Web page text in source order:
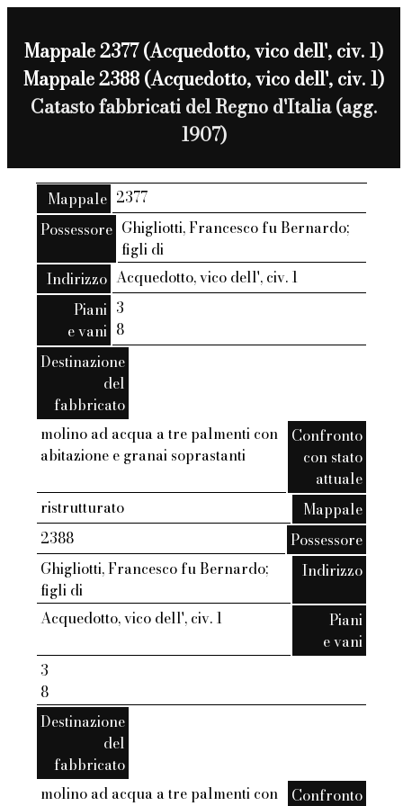
Mappale 2377 (Acquedotto, vico dell', civ. 1)
Mappale 2388 (Acquedotto, vico dell', civ. 1)
Catasto fabbricati del Regno d'Italia (agg.
1907)
Mappale 2377
Possessore Ghigliotti, Francesco fu Bernardo;
figli di
Indirizzo Acquedotto, vico dell', civ. 1
Piani
e vani
3
8
Destinazione
del
fabbricato
molino ad acqua a tre palmenti con
abitazione e granai soprastanti
Confronto
con stato
attuale
ristrutturato
Mappale
2388
Possessore
Ghigliotti, Francesco fu Bernardo;
figli di
Indirizzo
Acquedotto, vico dell', civ. 1
Piani
e vani
3
8
Destinazione
del
fabbricato
molino ad acqua a tre palmenti con
Confronto